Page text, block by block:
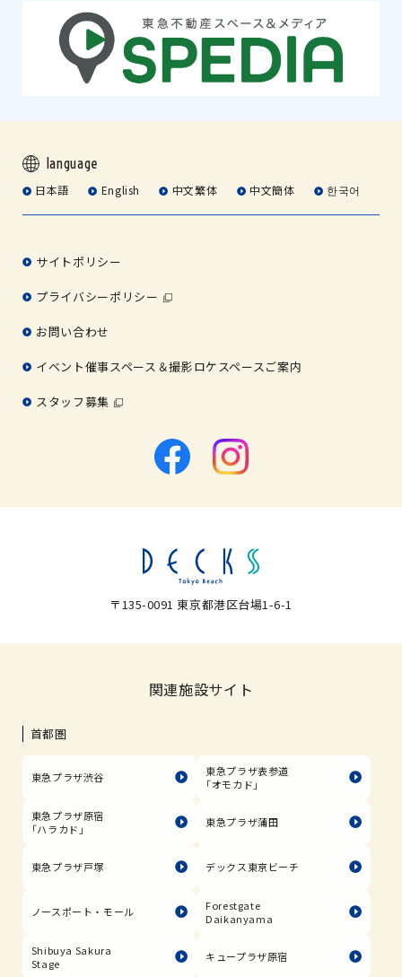
language
日本語 English 中文繁体 中文簡体 한국어
サイトポリシー
プライバシーポリシー
お問い合わせ
イベント催事スペース＆撮影ロケスペースご案内
スタッフ募集
〒135-0091 東京都港区台場1-6-1
関連施設サイト
首都圏
東急プラザ渋谷
東急プラザ表参道
「オモカド」
東急プラザ原宿
「ハラカド」
東急プラザ蒲田
東急プラザ戸塚 デックス東京ビーチ
ノースポート・モール
Forestgate
Daikanyama
Shibuya Sakura
Stage
キュープラザ原宿